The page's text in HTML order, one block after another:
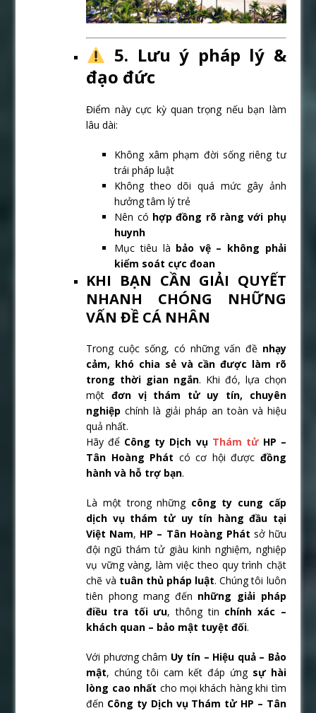
5. Lưu ý pháp lý &
đạo đức
Điểm này cực kỳ quan trọng nếu bạn làm
lâu dài:
Không xâm phạm đời sống riêng tư
trái pháp luật
Không theo dõi quá mức gây ảnh
hưởng tâm lý trẻ
Nên có hợp đồng rõ ràng với phụ
huynh
Mục tiêu là bảo vệ – không phải
kiểm soát cực đoan
KHI BẠN CẦN GIẢI QUYẾT
NHANH CHÓNG NHỮNG
VẤN ĐỀ CÁ NHÂN
Trong cuộc sống, có những vấn đề nhạy
cảm, khó chia sẻ và cần được làm rõ
trong thời gian ngắn. Khi đó, lựa chọn
mộtđơn vị thám tử uy tín, chuyên
nghiệp chính là giải pháp an toàn và hiệu
quả nhất.
Hãy để Công ty Dịch vụ Thám tửHP –
Tân Hoàng Phát có cơ hội được đồng
hành và hỗ trợ bạn.
Là một trong những công ty cung cấp
dịch vụ thám tử uy tín hàng đầu tại
Việt Nam, HP – Tân Hoàng Phát sở hữu
đội ngũ thám tử giàu kinh nghiệm, nghiệp
vụ vững vàng, làm việc theo quy trình chặt
chẽ và tuân thủ pháp luật. Chúng tôi luôn
tiên phong mang đến những giải pháp
điều tra tối ưu, thông tin chính xác –
khách quan – bảo mật tuyệt đối.
Với phương châm Uy tín – Hiệu quả – Bảo
mật, chúng tôi cam kết đáp ứng sự hài
lòng cao nhất cho mọi khách hàng khi tìm
đến Công ty Dịch vụ Thám tử HP – Tân